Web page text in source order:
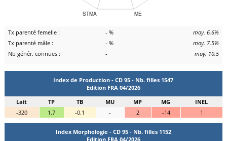
Tx parenté femelle : - %
moy. 6.6%
Tx parenté mâle :
- %
moy. 7.5%
Nb génér. connues :
- moy. 10.5
Index de Production - CD 95 - Nb. filles 1547
Edition FRA 04/2026
Lait
TP TB MU MP MG
INEL
-320
1.7 -0.1 - 2 -14 1
Index Morphologie - CD 95 - Nb. filles 1152
Edition FRA 04/2026